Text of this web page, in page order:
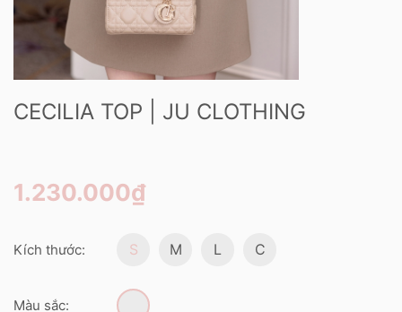
CECILIA TOP | JU CLOTHING
1.230.000₫
Kích thước: S M L C
Màu sắc: